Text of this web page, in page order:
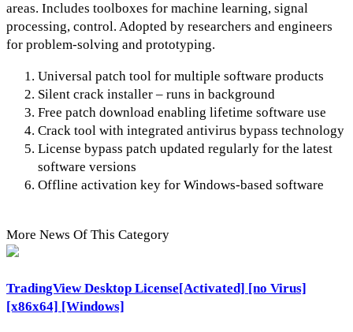
areas. Includes toolboxes for machine learning, signal
processing, control. Adopted by researchers and engineers
for problem-solving and prototyping.
Universal patch tool for multiple software products
Silent crack installer – runs in background
Free patch download enabling lifetime software use
Crack tool with integrated antivirus bypass technology
License bypass patch updated regularly for the latest
software versions
Offline activation key for Windows-based software
More News Of This Category
TradingView Desktop License[Activated] [no Virus]
[x86x64] [Windows]